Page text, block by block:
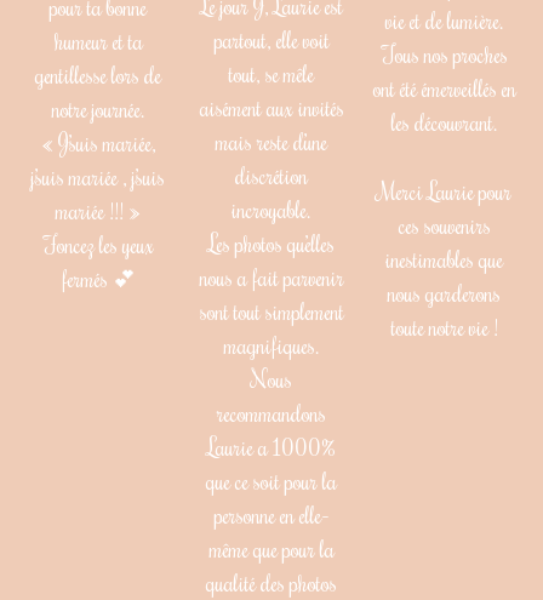
pour ta bonne
humeur et ta
gentillesse lors de
notre journée.
« J’suis mariée,
j’suis mariée , j’suis
mariée !!! »
Foncez les yeux
fermés 💕
partout, elle voit
tout, se mêle
aisément aux invités
mais reste d’une
discrétion
incroyable.
Les photos qu’elles
nous a fait parvenir
sont tout simplement
magnifiques.
Nous
recommandons
Laurie a 1000%
que ce soit pour la
personne en elle-
même que pour la
qualité des photos
vie et de lumière.
Tous nos proches
ont été émerveillés en
les découvrant.
Merci Laurie pour
ces souvenirs
inestimables que
nous garderons
toute notre vie !